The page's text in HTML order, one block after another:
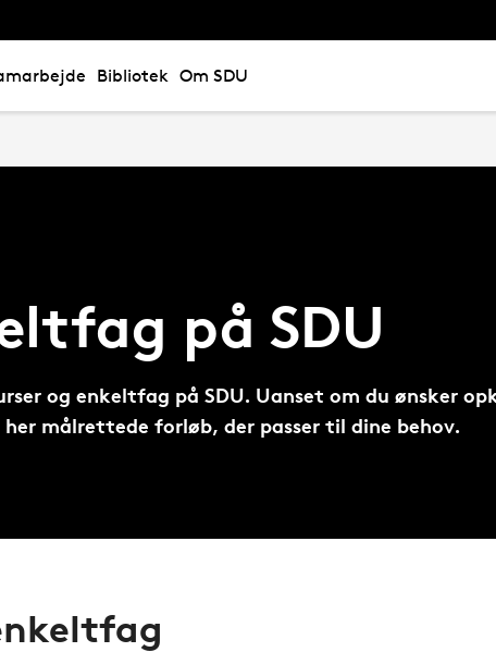
Bibliotek Om SDU
på SDU
og enkeltfag på SDU. Uanset om du ønsker
målrettede forløb, der passer til dine behov.